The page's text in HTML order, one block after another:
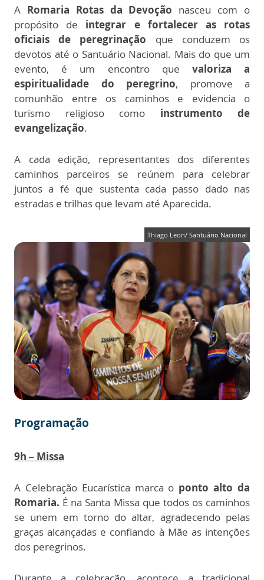
A Romaria Rotas da Devoção nasceu com o
propósito de integrar e fortalecer as rotas
oficiais de peregrinação que conduzem os
devotos até o Santuário Nacional. Mais do que um
evento, é um encontro que valoriza a
espiritualidade do peregrino, promove a
comunhão entre os caminhos e evidencia o
turismo religioso como instrumento de
evangelização.
A cada edição, representantes dos diferentes
caminhos parceiros se reúnem para celebrar
juntos a fé que sustenta cada passo dado nas
estradas e trilhas que levam até Aparecida.
Thiago Leon/ Santuário Nacional
Programação
9h – Missa
A Celebração Eucarística marca o ponto alto da
Romaria. É na Santa Missa que todos os caminhos
se unem em torno do altar, agradecendo pelas
graças alcançadas e confiando à Mãe as intenções
dos peregrinos.